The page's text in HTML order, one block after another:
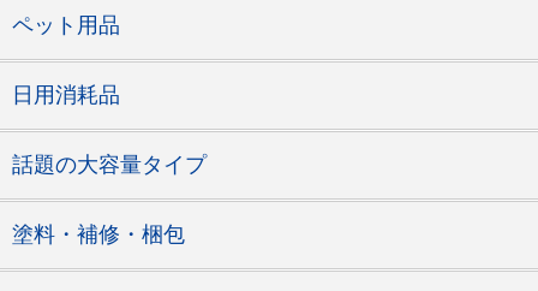
ペット用品
日用消耗品
話題の大容量タイプ
塗料・補修・梱包